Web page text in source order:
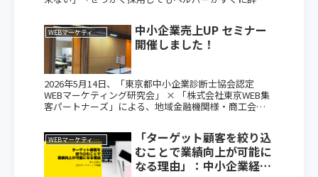
WEBマーケティング
中小企業売上UP セミナー
開催しました！
2026年5月14日、「東京都中小企業診断士協会認定
WEBマーケティング研究会」 × 「株式会社東京WEB集
客パートナーズ」による、地域金融機関様・商工会議
た。 ↓セミナーはこのような内容です...
WEBマーケティング
「ターゲット顧客を絞り込
むことで業績向上が可能に
なる理由」：中小企業経営